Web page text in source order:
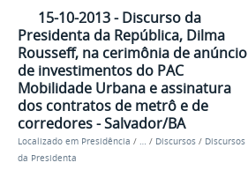
15-10-2013 - Discurso da
Presidenta da República, Dilma
Rousseff, na cerimônia de anúncio
de investimentos do PAC
Mobilidade Urbana e assinatura
dos contratos de metrô e de
corredores - Salvador/BA
Localizado em Presidência / … / Discursos / Discursos
da Presidenta